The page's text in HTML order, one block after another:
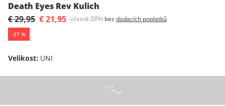
Death Eyes Rev Kulich
€ 29,95 € 21,95 včetně DPH bez dodacích poplatků
-27 %
Velikost: UNI
...